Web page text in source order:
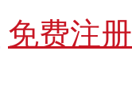
免费注册